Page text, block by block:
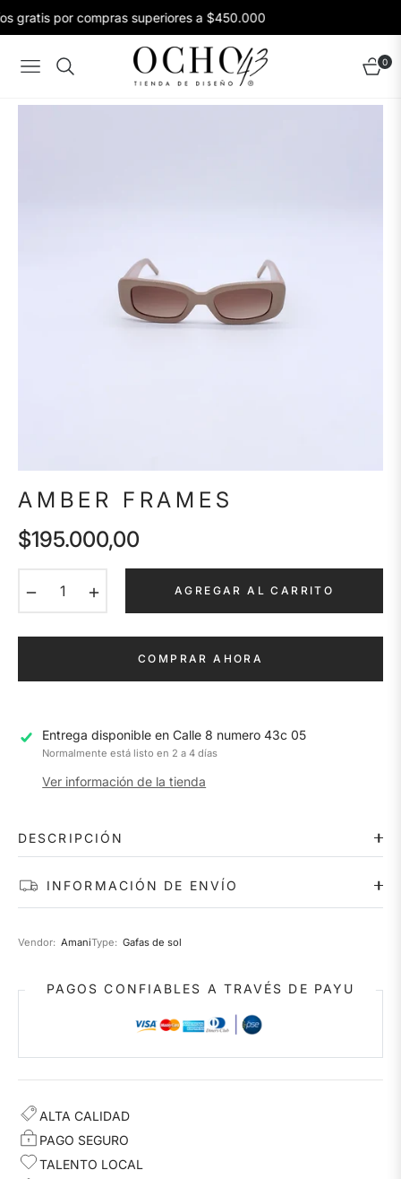
gratis por compras superiores a $450.000
Navigation Carrito
0
AMBER FRAMES
Precio
$195.000,00
AGREGAR AL CARRITO
COMPRAR AHORA
Entrega disponible enCalle 8 numero 43c 05
Normalmente está listo en 2 a 4 días
Ver información de la tienda
DESCRIPCIÓN
INFORMACIÓN DE ENVÍO
Vendor: AmaniType: Gafas de sol
PAGOS CONFIABLES A TRAVÉS DE PAYU
ALTA CALIDAD
PAGO SEGURO
TALENTO LOCAL